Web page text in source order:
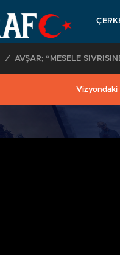
/ AVŞAR; “MESELE
Vizyondaki